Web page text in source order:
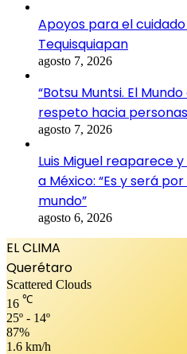
Apoyos para el
Tequisquiapan
agosto 7, 2026
“Botsu Muntsi. El
respeto hacia
agosto 7, 2026
Luis Miguel reaparece
a México: “Es y será
mundo”
agosto 6, 2026
EL CLIMA
Querétaro
Scattered Clouds
16 ℃
25º - 14º
87%
1.6 km/h